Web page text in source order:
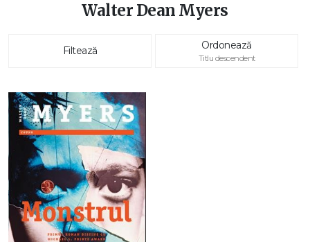
Walter Dean Myers
Filtează Ordonează
Titlu descendent